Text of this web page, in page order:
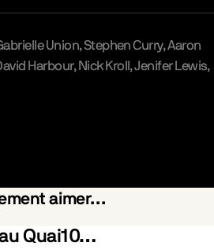
Union Stephen Curry Aaron
Harbour Nick KrollJenifer Lewis
aimer…
La fille dans les nuages
Quai10…